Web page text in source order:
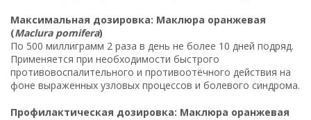
Максимальная дозировка: Маклюра оранжевая
(Maclura pomifera)
По 500 миллиграмм 2 раза в день не более 10 дней подряд.
Применяется при необходимости быстрого
противовоспалительного и противоотёчного действия на
фоне выраженных узловых процессов и болевого синдрома.
Профилактическая дозировка: Маклюра оранжевая